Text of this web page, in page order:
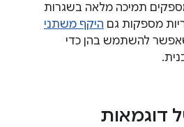
תמיכה מלאה בשגרות
מספקות גם היקף משתני
להשתמש בהן כדי
דוגמאות